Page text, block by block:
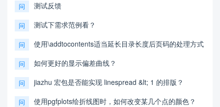
问 测试反馈
问 测试下需求范例看？
问 使用\addtocontents适当延长目录长度后页码的处理方式
问 如何更好的显示偏差曲线？
问 jiazhu 宏包是否能实现 linespread &lt; 1 的排版？
问 使用pgfplots绘折线图时，如何改变某几个点的颜色？